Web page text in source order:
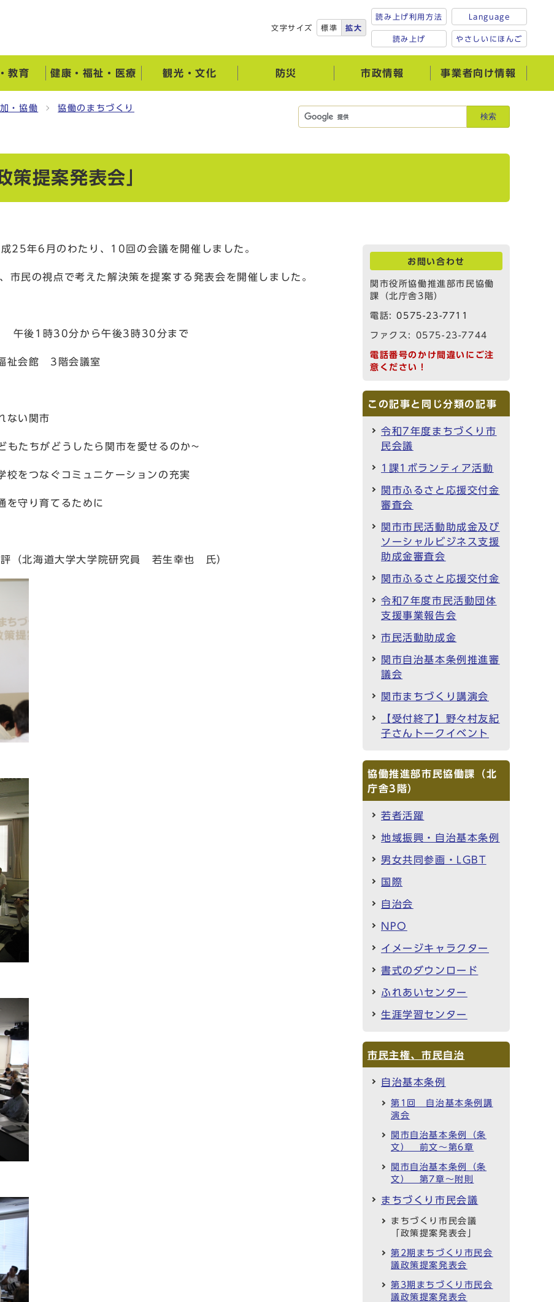
文字サイズ 標準 拡大
読み上げ利用方法
読み上げ
Language
やさしいにほんご
教育 健康・福祉・医療 観光・文化 防災 市政情報 事業者向け情報
検索
・協働 協働のまちづくり
提案発表会」
25年6月のわたり、10回の会議を開催しました。
市民の視点で考えた解決策を提案する発表会を開催しました。
後1時30分から午後3時30分まで
会館 3階会議室
ない関市
関市を愛せるのか~
ミュニケーションの充実
てるために
学大学院研究員 若生幸也 氏）
お問い合わせ
関市役所協働推進部市民協働
課（北庁舎3階）
電話:0575-23-7711
ファクス: 0575-23-7744
電話番号のかけ間違いにご注
意ください！
この記事と同じ分類の記事
令和7年度まちづくり市
民会議
1課1ボランティア活動
関市ふるさと応援交付金
審査会
関市市民活動助成金及び
ソーシャルビジネス支援
助成金審査会
関市ふるさと応援交付金
令和7年度市民活動団体
支援事業報告会
市民活動助成金
関市自治基本条例推進審
議会
関市まちづくり講演会
【受付終了】野々村友紀
子さんトークイベント
協働推進部市民協働課（北
庁舎3階）
若者活躍
地域振興・自治基本条例
男女共同参画・LGBT
国際
自治会
NPO
イメージキャラクター
書式のダウンロード
ふれあいセンター
生涯学習センター
市民主権、市民自治
自治基本条例
第1回 自治基本条例講
演会
関市自治基本条例（条
文） 前文～第6章
関市自治基本条例（条
文） 第7章～附則
まちづくり市民会議
まちづくり市民会議
「政策提案発表会」
第2期まちづくり市民会
議政策提案発表会
第3期まちづくり市民会
議政策提案発表会